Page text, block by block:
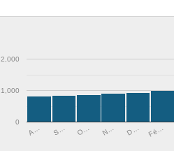
A… S… O… N… D… Fé…
0
1,000
2,000